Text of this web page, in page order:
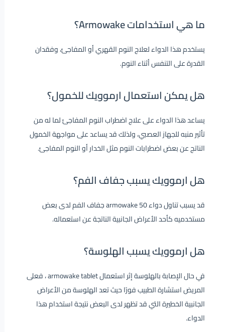
ما هي استخدامات Armowake؟
يستخدم هذا الدواء لعلاج النوم القهري أو المفاجئ، وفقدان
القدرة على التنفس أثناء النوم.
هل يمكن استعمال ارموويك للخمول؟
يساعد هذا الدواء على علاج اضطراب النوم المفاجئ لما له من
تأثير منبه للجهاز العصبي، ولذلك قد يساعد على مواجهة الخمول
الناتج عن بعض اضطرابات النوم مثل الخدار أو النوم المفاجئ.
هل ارموويك يسبب جفاف الفم؟
قد يسبب تناول دواءarmowake 50جفاف الفم لدى بعض
مستخدميه كأحد الأعراض الجانبية الناتجة عن استعماله.
هل ارموويك يسبب الهلوسة؟
في حال الإصابة بالهلوسة إثر استعمالarmowake tablet، فعلى
المريض استشارة الطبيب فورًا حيث تعد الهلوسة من الأعراض
الجانبية الخطيرة التي قد تظهر لدى البعض نتيجة استخدام هذا
الدواء.